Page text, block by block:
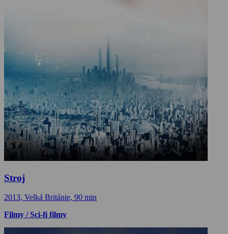
Stroj
2013, Velká Británie, 90 min
Filmy / Sci-fi filmy